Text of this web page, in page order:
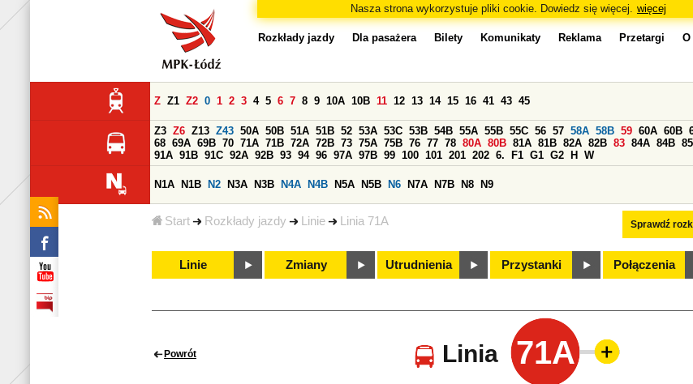
Nasza strona wykorzystuje pliki cookie. Dowiedz się więcej. więcej
Start Rozkłady jazdy Linie Linia 71A
Rozkłady jazdy Dla pasażera Bilety Komunikaty Reklama Przetargi O
Sprawdź
Z Z1 Z2 0 1 2 3 4 5 6 7 8 9 10A 10B 11 12 13 14 15 16 41 43 45
Z3 Z6 Z13 Z43 50A 50B 51A 51B 52 53A 53C 53B 54B 55A 55B 55C 56 57 58A 58B 59 60A 60B
68 69A 69B 70 71A 71B 72A 72B 73 75A 75B 76 77 78 80A 80B 81A 81B 82A 82B 83 84A 84B
91A 91B 91C 92A 92B 93 94 96 97A 97B 99 100 101 201 202 6. F1 G1 G2 H W
N1A N1B N2 N3A N3B N4A N4B N5A N5B N6 N7A N7B N8 N9
Linie Zmiany Utrudnienia Przystanki Połączenia
Powrót Linia 71A